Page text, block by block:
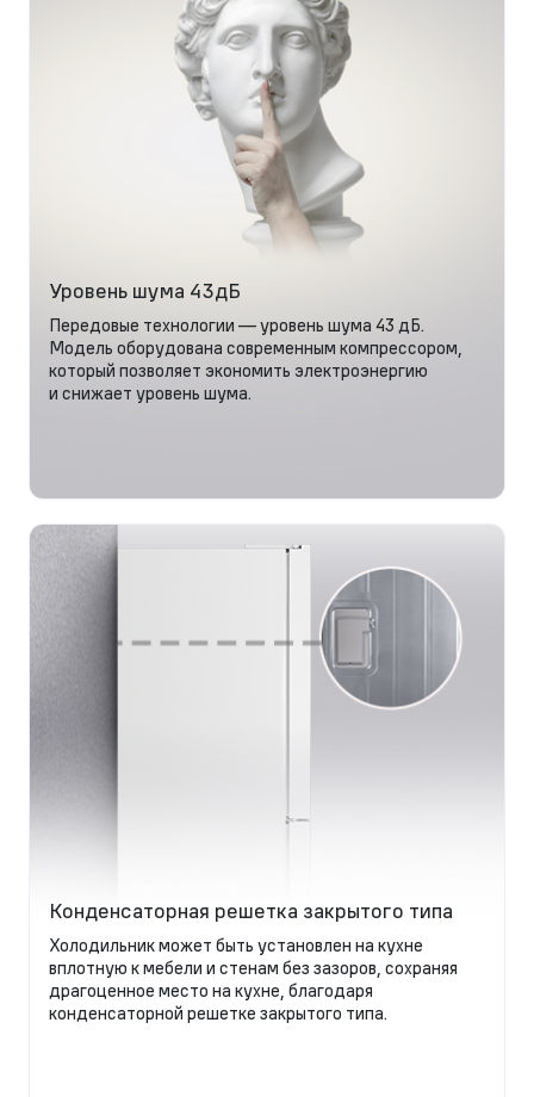
Уровень шума 43дБ
Передовые технологии — уровень шума 43 дБ.
Модель оборудована современным компрессором,
который позволяет экономить электроэнергию
и снижает уровень шума.
Конденсаторная решетка закрытого типа
Холодильник может быть установлен на кухне
вплотную к мебели и стенам без зазоров, сохраняя
драгоценное место на кухне, благодаря
конденсаторной решетке закрытого типа.